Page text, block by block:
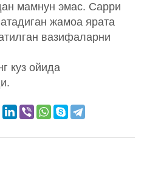
мамнун эмас. Сарри
жамоа ярата
вазифаларни
куз ойида